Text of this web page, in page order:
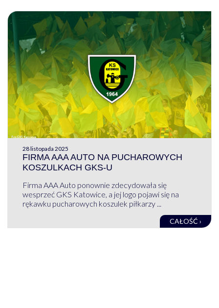
28 listopada 2025
FIRMA AAA AUTO NA PUCHAROWYCH
KOSZULKACH GKS-U
Firma AAA Auto ponownie zdecydowała się
wesprzeć GKS Katowice, a jej logo pojawi się na
rękawku pucharowych koszulek piłkarzy ...
CAŁOŚĆ ›